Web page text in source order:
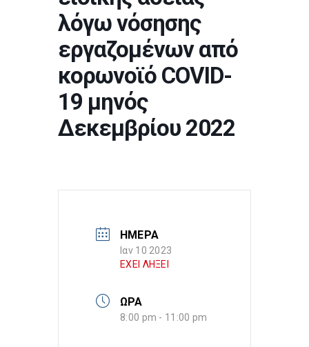
λόγω νόσησης
εργαζομένων από
κορωνοϊό COVID-
19 μηνός
Δεκεμβρίου 2022
ΗΜΕΡΑ
Ιαν 10 2023
ΕΧΕΙ ΛΗΞΕΙ
ΩΡΑ
8:00 pm - 11:00 pm